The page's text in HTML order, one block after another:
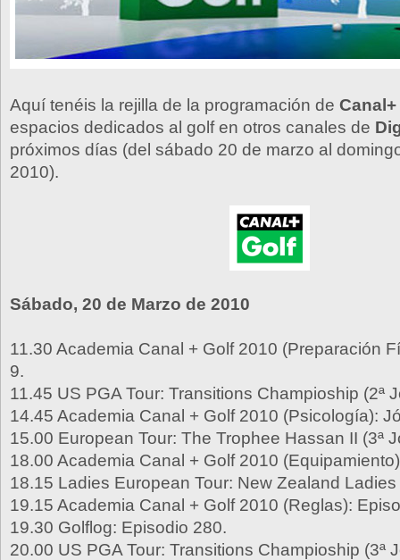
Aquí tenéis la rejilla de la programación de
espacios dedicados al golf en otros canales de
próximos días (del sábado 20 de marzo al
2010).
Sábado, 20 de Marzo de 2010
11.30 Academia Canal + Golf 2010 (Preparación
9.
11.45 US PGA Tour: Transitions Champioship (2ª
14.45 Academia Canal + Golf 2010 (Psicología):
15.00 European Tour: The Trophee Hassan II (3ª
18.00 Academia Canal + Golf 2010
18.15 Ladies European Tour: New Zealand
19.15 Academia Canal + Golf 2010 (Reglas):
19.30 Golflog: Episodio 280.
20.00 US PGA Tour: Transitions Champioship (3ª